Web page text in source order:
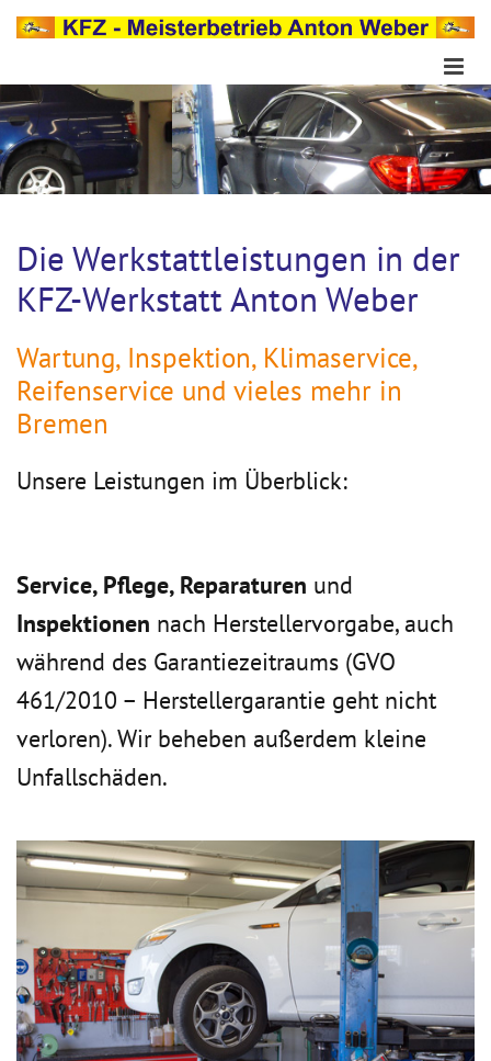
Die Werkstattleistungen in der
KFZ-Werkstatt Anton Weber
Wartung, Inspektion, Klimaservice,
Reifenservice und vieles mehr in
Bremen
Unsere Leistungen im Überblick:
Service, Pflege, Reparaturen und
Inspektionen nach Herstellervorgabe, auch
während des Garantiezeitraums (GVO
461/2010 – Herstellergarantie geht nicht
verloren). Wir beheben außerdem kleine
Unfallschäden.